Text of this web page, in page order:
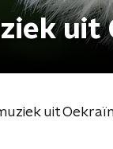
uit
uit